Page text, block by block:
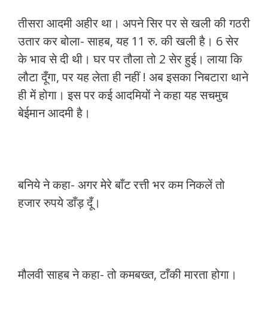
तीसरा आदमी अहीर था। अपने सिर पर से खली की गठरी
उतार कर बोला- साहब, यह 11 रु. की खली है। 6 सेर
के भाव से दी थी। घर पर तौला तो 2 सेर हुई। लाया कि
लौटा दूँगा, पर यह लेता ही नहीं ! अब इसका निबटारा थाने
ही में होगा। इस पर कई आदमियों ने कहा यह सचमुच
बेईमान आदमी है।
बनिये ने कहा- अगर मेरे बाँट रत्ती भर कम निकलें तो
हजार रुपये डाँड़ दूँ।
मौलवी साहब ने कहा- तो कमबख्त, टाँकी मारता होगा।